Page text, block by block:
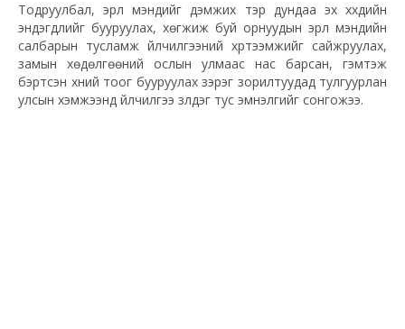
Тодруулбал, эрүүл мэндийг дэмжих тэр дундаа эх хүүхдийн
эндэгдлийг бууруулах, хөгжиж буй орнуудын эрүүл мэндийн
салбарын тусламж үйлчилгээний хүртээмжийг сайжруулах,
замын хөдөлгөөний ослын улмаас нас барсан, гэмтэж
бэртсэн хүний тоог бууруулах зэрэг зорилтуудад тулгуурлан
улсын хэмжээнд үйлчилгээ үзүүлдэг тус эмнэлгийг сонгожээ.